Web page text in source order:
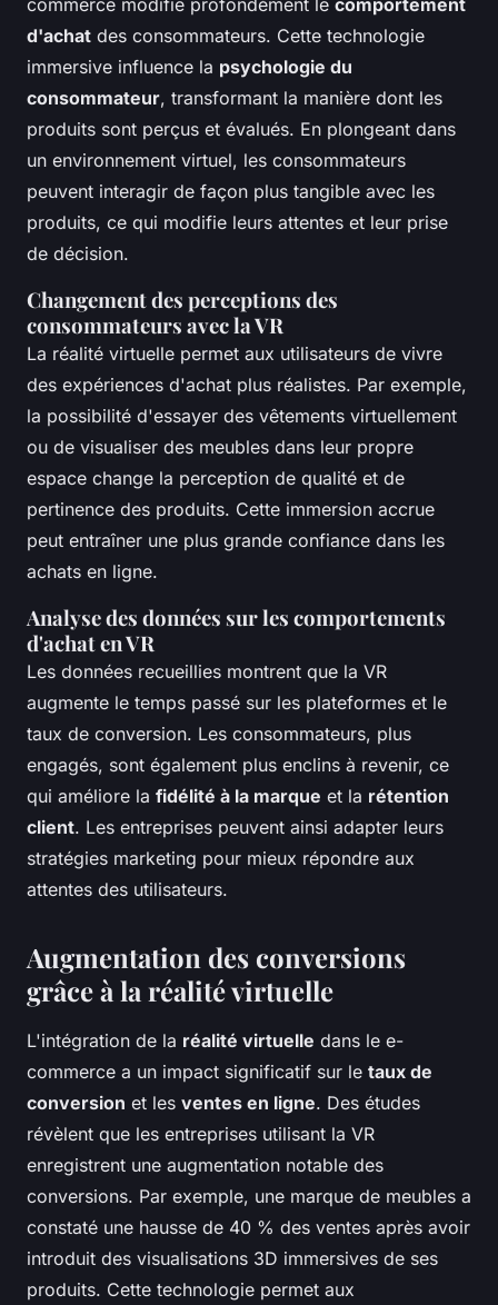
commerce modifie profondément le comportement
d'achat des consommateurs. Cette technologie
immersive influence la psychologie du
consommateur, transformant la manière dont les
produits sont perçus et évalués. En plongeant dans
un environnement virtuel, les consommateurs
peuvent interagir de façon plus tangible avec les
produits, ce qui modifie leurs attentes et leur prise
de décision.
Changement des perceptions des
consommateurs avec la VR
La réalité virtuelle permet aux utilisateurs de vivre
des expériences d'achat plus réalistes. Par exemple,
la possibilité d'essayer des vêtements virtuellement
ou de visualiser des meubles dans leur propre
espace change la perception de qualité et de
pertinence des produits. Cette immersion accrue
peut entraîner une plus grande confiance dans les
achats en ligne.
Analyse des données sur les comportements
d'achat en VR
Les données recueillies montrent que la VR
augmente le temps passé sur les plateformes et le
taux de conversion. Les consommateurs, plus
engagés, sont également plus enclins à revenir, ce
qui améliore la fidélité à la marque et la rétention
client. Les entreprises peuvent ainsi adapter leurs
stratégies marketing pour mieux répondre aux
attentes des utilisateurs.
Augmentation des conversions
grâce à la réalité virtuelle
L'intégration de la réalité virtuelle dans le e-
commerce a un impact significatif sur le taux de
conversion et les ventes en ligne. Des études
révèlent que les entreprises utilisant la VR
enregistrent une augmentation notable des
conversions. Par exemple, une marque de meubles a
constaté une hausse de 40 % des ventes après avoir
introduit des visualisations 3D immersives de ses
produits. Cette technologie permet aux